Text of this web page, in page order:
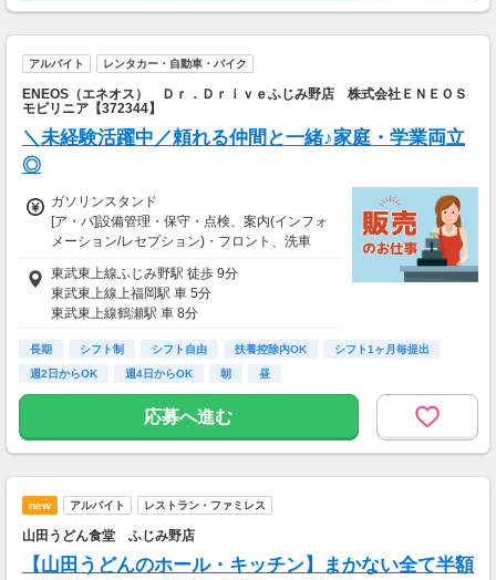
アルバイト レンタカー・自動車・バイク
ENEOS（エネオス） Ｄｒ．Ｄｒｉｖｅふじみ野店 株式会社ＥＮＥＯＳ
モビリニア【372344】
＼未経験活躍中／頼れる仲間と一緒♪家庭・学業両立
◎
ガソリンスタンド
[ア・パ]設備管理・保守・点検、案内(インフォ
メーション/レセプション)・フロント、洗車
[ア・パ]時給1,300円～
※研修期間（基本1ヶ月 ※習熟度による）
※危険物（乙4）手当、整備士手当、保険資格
手当
【交通費】
東武東上線ふじみ野駅 徒歩 9分
東武東上線上福岡駅 車 5分
東武東上線鶴瀬駅 車 8分
長期 シフト制 シフト自由 扶養控除内OK
シフト1ヶ月毎提出
週2日からOK
週4日からOK 朝 昼
応募へ進む
new アルバイト レストラン・ファミレス
山田うどん食堂 ふじみ野店
【山田うどんのホール・キッチン】まかない全て半額